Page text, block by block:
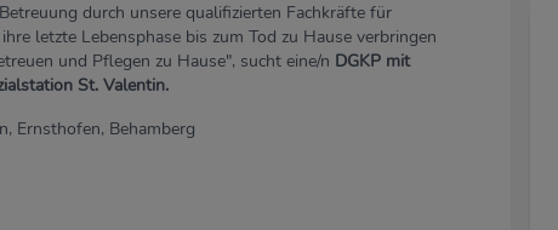
durch unsere qualifizierten Fachkräfte für
letzte Lebensphase bis zum Tod zu Hause verbringen
und Pflegen zu Hause", sucht eine/n DGKP mit
St. Valentin.
Ernsthofen, Behamberg